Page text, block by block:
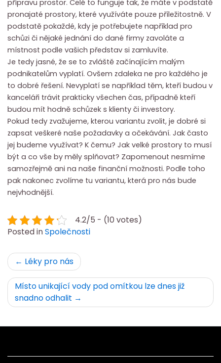
přípravu prostor. Celé to funguje tak, že máte v podstatě
pronajaté prostory, které využíváte pouze příležitostně. V
podstatě pokaždé, kdy je potřebujete například pro
schůzi či nějaké jednání do dané firmy zavoláte a
místnost podle vašich představ si zamluvíte.
Je tedy jasné, že se to zvláště začínajícím malým
podnikatelům vyplatí. Ovšem zdaleka ne pro každého je
to dobré řešení. Nevyplatí se například těm, kteří budou v
kanceláři trávit prakticky všechen čas, případně kteří
budou mít hodně schůzek s klienty či investory.
Pokud tedy zvažujeme, kterou variantu zvolit, je dobré si
zapsat veškeré naše požadavky a očekávání. Jak často
jej budeme využívat? K čemu? Jak velké prostory to musí
být a co vše by měly splňovat? Zapomenout nesmíme
samozřejmě ani na naše finanční možnosti. Podle toho
pak nakonec zvolíme tu variantu, která pro nás bude
nejvhodnější.
4.2/5 - (10 votes)
Posted inSpolečnosti
Navigace
pro
příspěvek
Léky pro nás
Místo unikající vody pod omítkou lze dnes již
snadno odhalit